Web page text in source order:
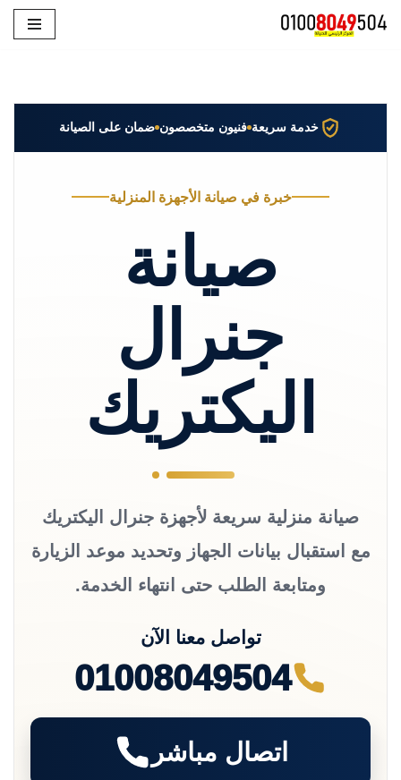
خدمة سريعة فنيون متخصصون ضمان على الصيانة
خبرة في صيانة الأجهزة المنزلية
صيانة
جنرال
اليكتريك
صيانة منزلية سريعة لأجهزة جنرال اليكتريك
مع استقبال بيانات الجهاز وتحديد موعد الزيارة
ومتابعة الطلب حتى انتهاء الخدمة.
تواصل معنا الآن
01008049504
اتصال مباشر